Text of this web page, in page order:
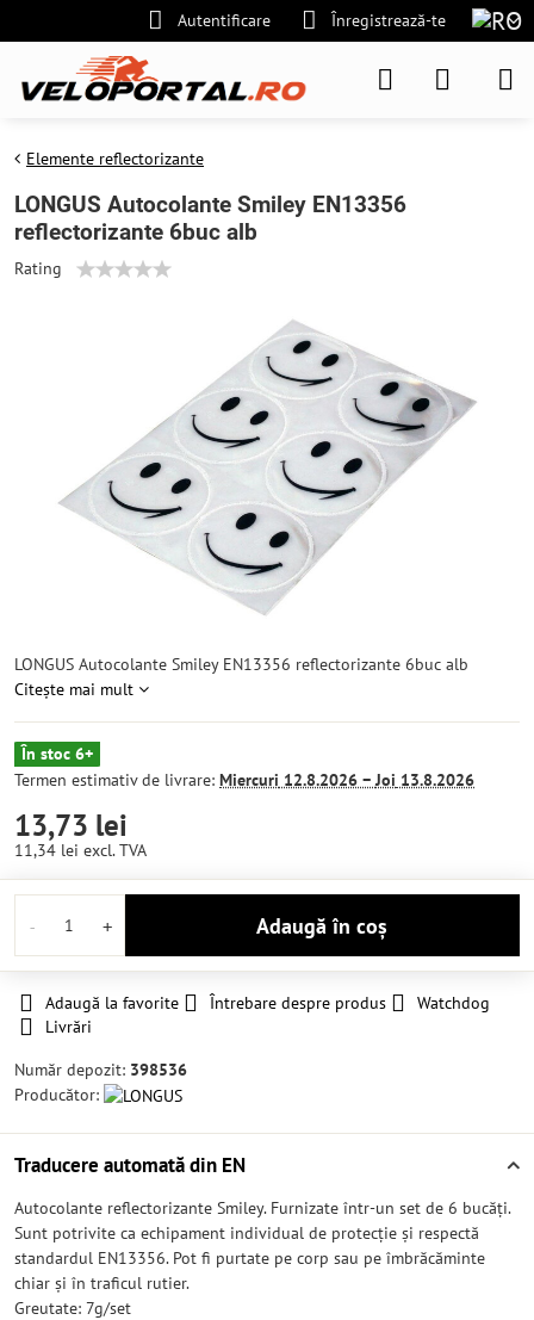
Autentificare Înregistrează-te
Elemente reflectorizante
LONGUS Autocolante Smiley EN13356
reflectorizante 6buc alb
Rating
LONGUS Autocolante Smiley EN13356 reflectorizante 6buc alb
Citește mai mult
În stoc 6+
Termen estimativ de livrare: Miercuri 12.8.2026 −Joi 13.8.2026
13,73 lei
11,34 lei excl. TVA
Adaugă în coș
Adaugă la favorite Întrebare despre produs
Watchdog
Livrări
Număr depozit: 398536
Producător:
Traducere automată din EN
Autocolante reflectorizante Smiley. Furnizate într-un set de 6 bucăți.
Sunt potrivite ca echipament individual de protecție și respectă
standardul EN13356. Pot fi purtate pe corp sau pe îmbrăcăminte
chiar și în traficul rutier.
Greutate: 7g/set